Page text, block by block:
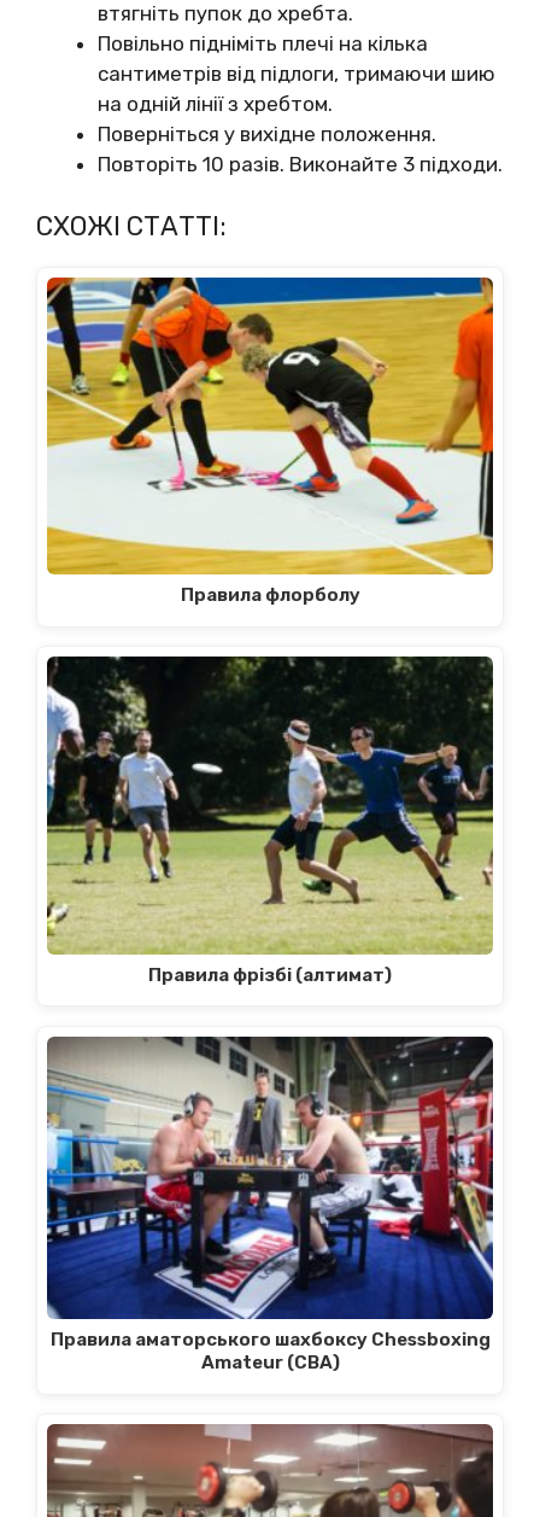
втягніть пупок до хребта.
Повільно підніміть плечі на кілька
сантиметрів від підлоги, тримаючи шию
на одній лінії з хребтом.
Поверніться у вихідне положення.
Повторіть 10 разів. Виконайте 3 підходи.
СХОЖІ СТАТТІ:
Правила флорболу
Правила фрізбі (алтимат)
Правила аматорського шахбоксу Chessboxing
Amateur (CBA)